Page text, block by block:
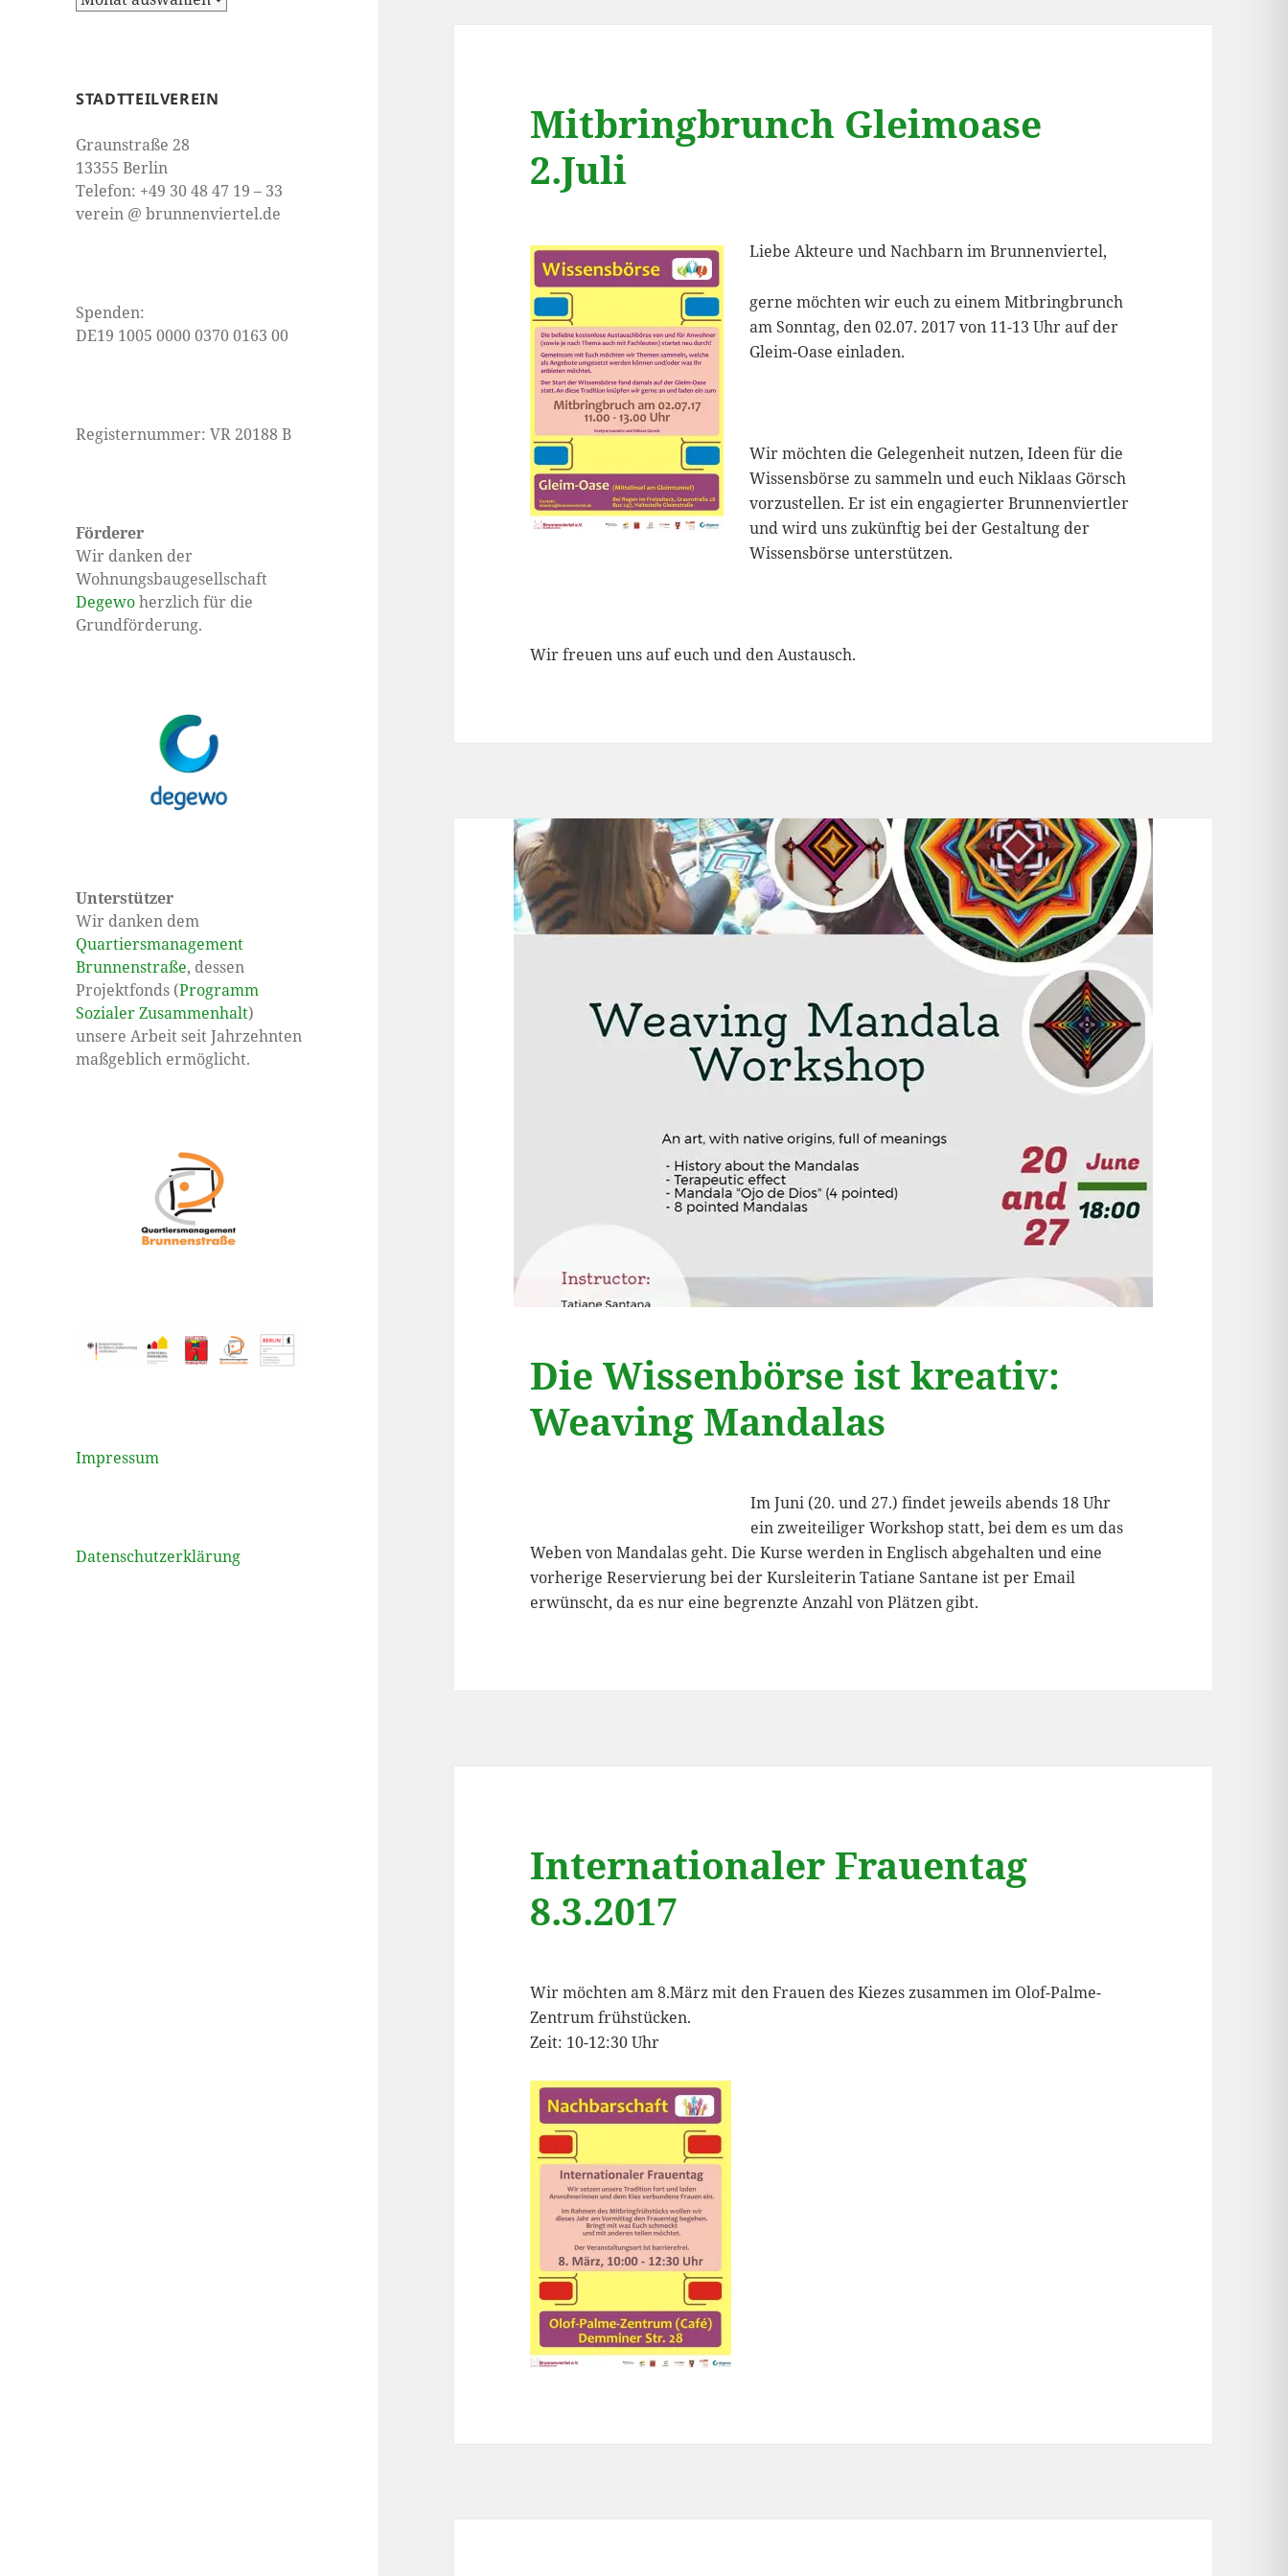
STADTTEILVEREIN
Graunstraße 28
13355 Berlin
Telefon: +49 30 48 47 19 – 33
verein @ brunnenviertel.de
Spenden:
DE19 1005 0000 0370 0163 00
Registernummer: VR 20188 B
Förderer
Wir danken der
Wohnungsbaugesellschaft
Degewoherzlich für die
Grundförderung.
Unterstützer
Wir danken dem
Quartiersmanagement
Brunnenstraße, dessen
Projektfonds (Programm
Sozialer Zusammenhalt)
unsere Arbeit seit Jahrzehnten
maßgeblich ermöglicht.
Impressum
Datenschutzerklärung
Mitbringbrunch Gleimoase
2.Juli
Liebe Akteure und Nachbarn im Brunnenviertel,
gerne möchten wir euch zu einem Mitbringbrunch
am Sonntag, den 02.07. 2017 von 11-13 Uhr auf der
Gleim-Oase einladen.
Wir möchten die Gelegenheit nutzen, Ideen für die
Wissensbörse zu sammeln und euch Niklaas Görsch
vorzustellen. Er ist ein engagierter Brunnenviertler
und wird uns zukünftig bei der Gestaltung der
Wissensbörse unterstützen.
Wir freuen uns auf euch und den Austausch.
Die Wissenbörse ist kreativ:
Weaving Mandalas
Im Juni (20. und 27.) findet jeweils abends 18 Uhr
ein zweiteiliger Workshop statt, bei dem es um das
Weben von Mandalas geht. Die Kurse werden in Englisch abgehalten und eine
vorherige Reservierung bei der Kursleiterin Tatiane Santane ist per Email
erwünscht, da es nur eine begrenzte Anzahl von Plätzen gibt.
Internationaler Frauentag
8.3.2017
Wir möchten am 8.März mit den Frauen des Kiezes zusammen im Olof-Palme-
Zentrum frühstücken.
Zeit: 10-12:30 Uhr